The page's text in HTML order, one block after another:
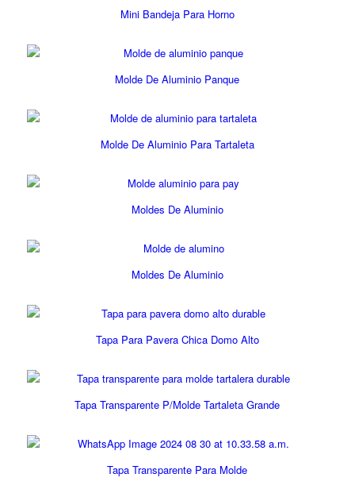
Mini Bandeja Para Horno
Molde De Aluminio Panque
Molde De Aluminio Para Tartaleta
Moldes De Aluminio
Moldes De Aluminio
Tapa Para Pavera Chica Domo Alto
Tapa Transparente P/Molde Tartaleta Grande
Tapa Transparente Para Molde